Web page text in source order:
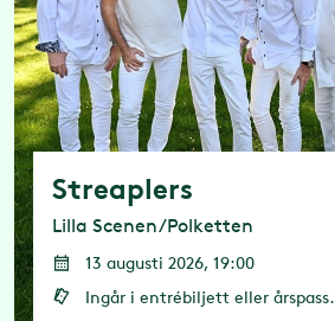
Streaplers
Lilla Scenen/Polketten
13 augusti 2026, 19:00
Ingår i entrébiljett eller årspass.